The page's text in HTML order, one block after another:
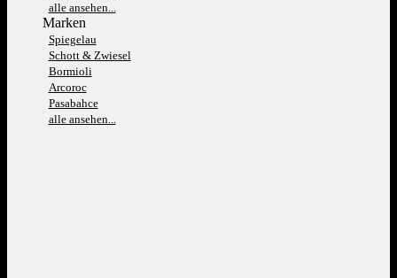
alle ansehen...
Marken
Spiegelau
Schott & Zwiesel
Bormioli
Arcoroc
Pasabahce
alle ansehen...